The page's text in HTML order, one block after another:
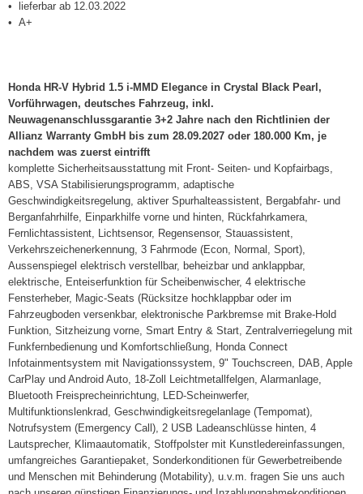
lieferbar ab 12.03.2022
A+
Honda HR-V Hybrid 1.5 i-MMD Elegance in Crystal Black Pearl,
Vorführwagen, deutsches Fahrzeug, inkl.
Neuwagenanschlussgarantie 3+2 Jahre nach den Richtlinien der
Allianz Warranty GmbH bis zum 28.09.2027 oder 180.000 Km, je
nachdem was zuerst eintrifft
komplette Sicherheitsausstattung mit Front- Seiten- und Kopfairbags,
ABS, VSA Stabilisierungsprogramm, adaptische
Geschwindigkeitsregelung, aktiver Spurhalteassistent, Bergabfahr- und
Berganfahrhilfe, Einparkhilfe vorne und hinten, Rückfahrkamera,
Fernlichtassistent, Lichtsensor, Regensensor, Stauassistent,
Verkehrszeichenerkennung, 3 Fahrmode (Econ, Normal, Sport),
Aussenspiegel elektrisch verstellbar, beheizbar und anklappbar,
elektrische, Enteiserfunktion für Scheibenwischer, 4 elektrische
Fensterheber, Magic-Seats (Rücksitze hochklappbar oder im
Fahrzeugboden versenkbar, elektronische Parkbremse mit Brake-Hold
Funktion, Sitzheizung vorne, Smart Entry & Start, Zentralverriegelung mit
Funkfernbedienung und Komfortschließung, Honda Connect
Infotainmentsystem mit Navigationssystem, 9" Touchscreen, DAB, Apple
CarPlay und Android Auto, 18-Zoll Leichtmetallfelgen, Alarmanlage,
Bluetooth Freisprecheinrichtung, LED-Scheinwerfer,
Multifunktionslenkrad, Geschwindigkeitsregelanlage (Tempomat),
Notrufsystem (Emergency Call), 2 USB Ladeanschlüsse hinten, 4
Lautsprecher, Klimaautomatik, Stoffpolster mit Kunstledereinfassungen,
umfangreiches Garantiepaket, Sonderkonditionen für Gewerbetreibende
und Menschen mit Behinderung (Motability), u.v.m. fragen Sie uns auch